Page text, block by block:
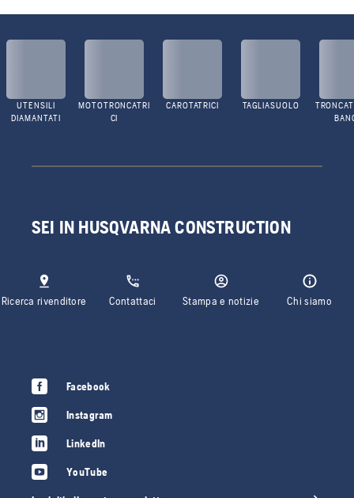
UTENSILI
DIAMANTATI
MOTOTRONCATRI
CI
CAROTATRICI TAGLIASUOLO
SEI IN HUSQVARNA CONSTRUCTION
Ricerca rivenditore Contattaci Stampa e notizie Chi siamo
Facebook
Instagram
LinkedIn
YouTube